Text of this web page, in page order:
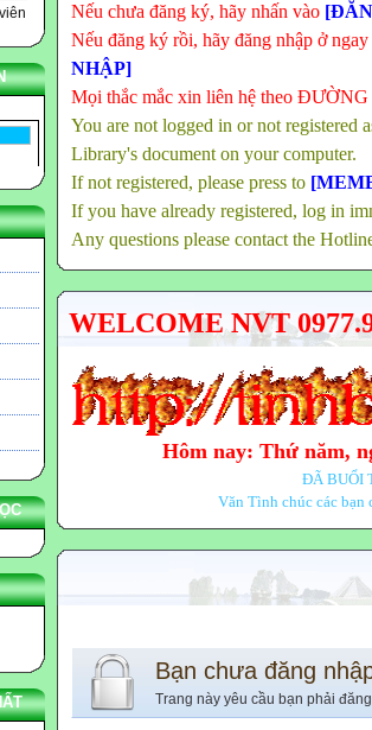
Nếu chưa đăng ký, hãy nhấn vào
Nếu đăng ký rồi, hãy đăng nhập ở
NHẬP]
Mọi thắc mắc xin liên hệ theo
You are not logged in or not registered
Library's document on your computer.
If not registered, please press to
If you have already registered, log in
Any questions please contact the
WELCOME NVT
Hôm nay: Thứ năm,
ĐÃ BUỔI
Văn Tình chúc các bạn
Bạn chưa đăng
Trang này yêu cầu bạn phải